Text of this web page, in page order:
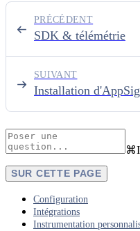
SDK & télémétrie
PRÉCÉDENT
Installation
SUIVANT
⌘I
SUR CETTE PAGE
Configuration
Intégrations
Instrumentation